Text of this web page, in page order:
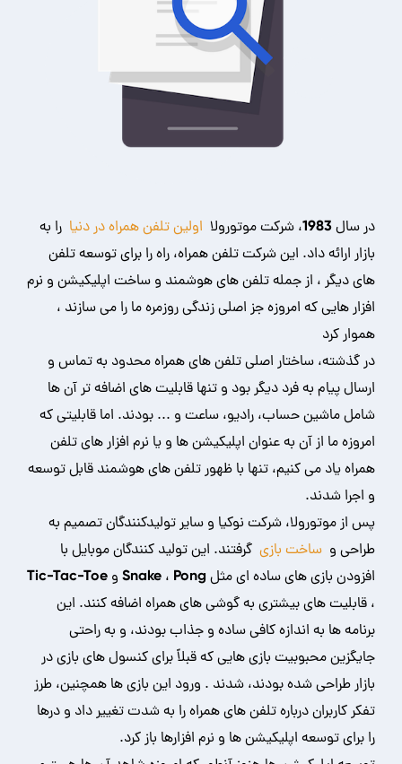
در سال 1983، شرکت موتورولا اولین تلفن همراه در دنیا را به
بازار ارائه داد. این شرکت تلفن همراه، راه را برای توسعه تلفن
های دیگر ، از جمله تلفن های هوشمند و ساخت اپلیکیشن و نرم
افزار هایی که امروزه جز اصلی زندگی روزمره ما را می سازند ،
هموار کرد
در گذشته، ساختار اصلی تلفن های همراه محدود به تماس و
ارسال پیام به فرد دیگر بود و تنها قابلیت های اضافه تر آن ها
شامل ماشین حساب، رادیو، ساعت و ... بودند. اما قابلیتی که
امروزه ما از آن به عنوان اپلیکیشن ها و یا نرم افزار های تلفن
همراه یاد می کنیم، تنها با ظهور تلفن های هوشمند قابل توسعه
و اجرا شدند.
پس از موتورولا، شرکت نوکیا و سایر تولیدکنندگان تصمیم به
طراحی و ساخت بازی گرفتند. این تولید کنندگان موبایل با
افزودن بازی های ساده ای مثل Snake ، Pong و Tic-Tac-Toe
، قابلیت های بیشتری به گوشی های همراه اضافه کنند. این
برنامه ها به اندازه کافی ساده و جذاب بودند، و به راحتی
جایگزین محبوبیت بازی هایی که قبلاً برای کنسول های بازی در
بازار طراحی شده بودند، شدند . ورود این بازی ها همچنین، طرز
تفکر کاربران درباره تلفن های همراه را به شدت تغییر داد و درها
را برای توسعه اپلیکیشن ها و نرم افزارها باز کرد.